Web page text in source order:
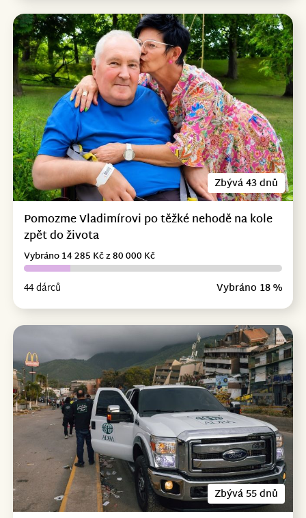
Zbývá 43 dnů
Pomozme Vladimírovi po těžké nehodě na kole
zpět do života
44 dárců Vybráno 18 %
Vybráno 14 285 Kč z 80 000 Kč
Zbývá 55 dnů